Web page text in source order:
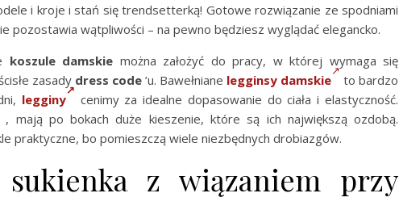
i kroje i stań się trendsetterką! Gotowe rozwiązanie ze spodniami
pozostawia wątpliwości – na pewno będziesz wyglądać elegancko.
koszule damskie można założyć do pracy, w której wymaga się
zasady dress code ’u. Bawełniane legginsy damskie
to bardzo
legginy
cenimy za idealne dopasowanie do ciała i elastyczność.
, mają po bokach duże kieszenie, które są ich największą ozdobą.
praktyczne, bo pomieszczą wiele niezbędnych drobiazgów.
z wiązaniem przy